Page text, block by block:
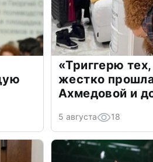
«Триггерю
жестко
Ахмедовой и
5 августа 18